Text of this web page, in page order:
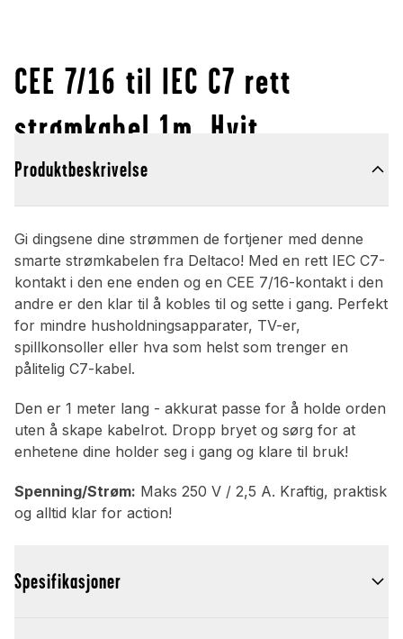
CEE 7/16 til IEC C7 rett
strømkabel 1m, Hvit
Produktbeskrivelse
Gi dingsene dine strømmen de fortjener med denne
smarte strømkabelen fra Deltaco! Med en rett IEC C7-
kontakt i den ene enden og en CEE 7/16-kontakt i den
andre er den klar til å kobles til og sette i gang. Perfekt
for mindre husholdningsapparater, TV-er,
spillkonsoller eller hva som helst som trenger en
pålitelig C7-kabel.
Den er 1 meter lang - akkurat passe for å holde orden
uten å skape kabelrot. Dropp bryet og sørg for at
enhetene dine holder seg i gang og klare til bruk!
Spenning/Strøm: Maks 250 V / 2,5 A. Kraftig, praktisk
og alltid klar for action!
Spesifikasjoner